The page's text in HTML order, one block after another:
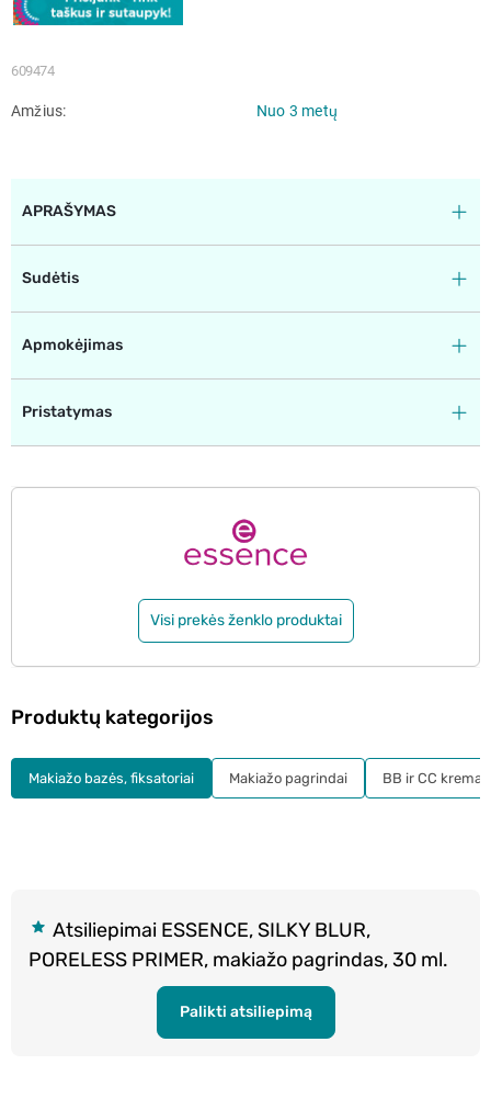
609474
Amžius Nuo 3 metų
APRAŠYMAS
Sudėtis
Apmokėjimas
Pristatymas
Visi prekės ženklo produktai
Atsiliepimai ESSENCE, SILKY BLUR,
PORELESS PRIMER, makiažo pagrindas, 30 ml.
Palikti atsiliepimą
Produktų kategorijos
Makiažo bazės, fiksatoriai Makiažo pagrindai BB ir CC kremai